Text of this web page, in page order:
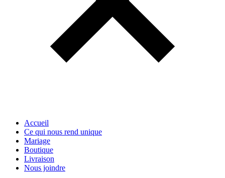
Accueil
Ce qui nous rend unique
Mariage
Boutique
Livraison
Nous joindre